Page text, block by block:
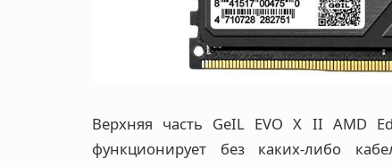
Верхняя часть GeIL EVO X II AMD
функционирует без каких-либо